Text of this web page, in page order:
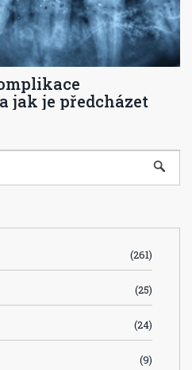
jak je předcházet
(261)
(25)
(24)
(9)